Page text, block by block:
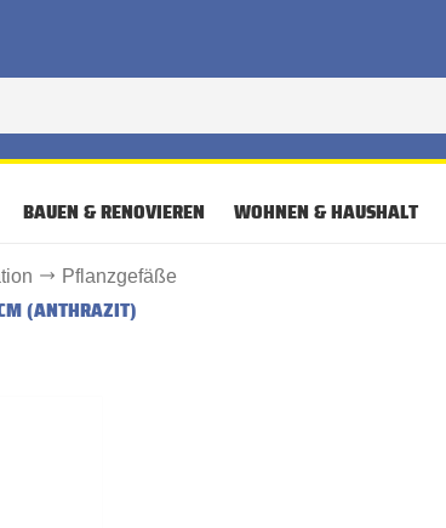
BAUEN & RENOVIEREN WOHNEN & HAUSHALT
Pflanzgefäße
(ANTHRAZIT)